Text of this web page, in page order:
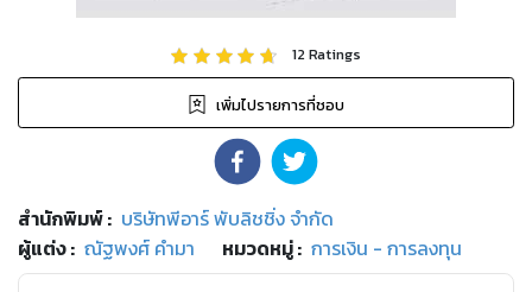
12Ratings
เพิ่มไปรายการที่ชอบ
สำนักพิมพ์: บริษัทพีอาร์ พับลิชชิ่ง จำกัด
ผู้แต่ง : ณัฐพงศ์ คำมา หมวดหมู่: การเงิน - การลงทุน